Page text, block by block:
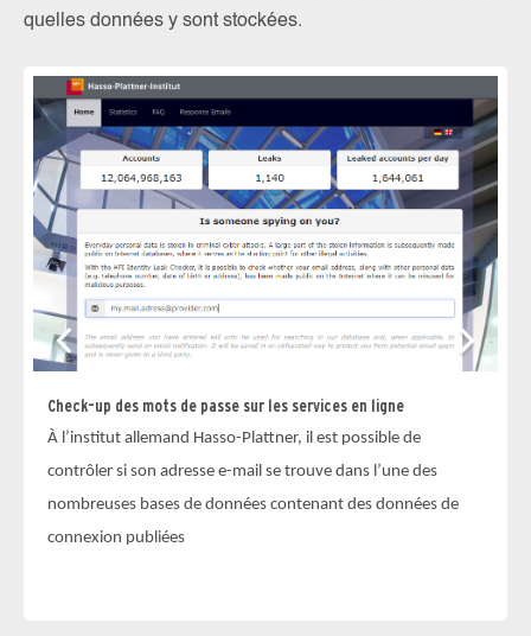
quelles données y sont stockées.
Check-up des mots de passe sur les services en ligne
À l’institut allemand Hasso-Plattner, il est possible de
contrôler si son adresse e-mail se trouve dans l’une des
nombreuses bases de données contenant des données de
connexion publiées